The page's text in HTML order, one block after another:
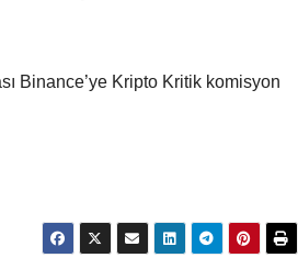
Binance’ye Kripto Kritik komisyon